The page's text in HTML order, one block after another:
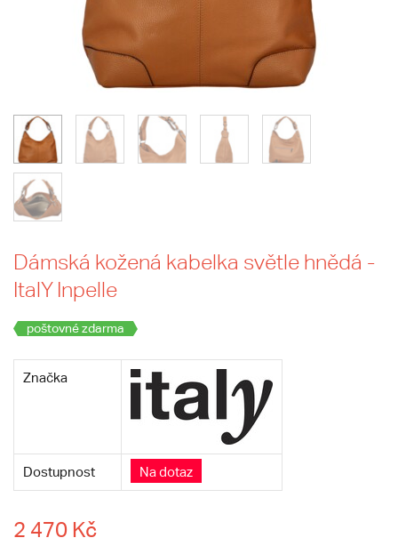
Dámská kožená kabelka světle hnědá -
ItalY Inpelle
poštovné zdarma
Značka
Dostupnost Na dotaz
2 470 Kč